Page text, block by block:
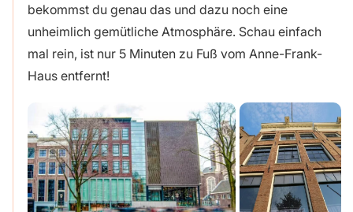
bekommst du genau das und dazu noch eine
unheimlich gemütliche Atmosphäre. Schau einfach
mal rein, ist nur 5 Minuten zu Fuß vom Anne-Frank-
Haus entfernt!